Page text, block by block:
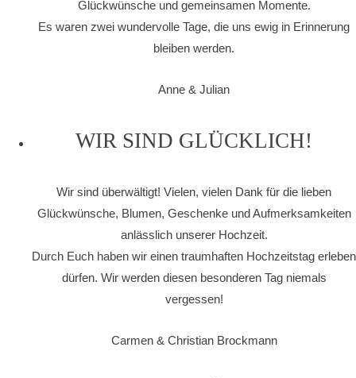
Glückwünsche und gemeinsamen Momente.
Es waren zwei wundervolle Tage, die uns ewig in Erinnerung
bleiben werden.
Anne & Julian
WIR SIND GLÜCKLICH!
Wir sind überwältigt! Vielen, vielen Dank für die lieben
Glückwünsche, Blumen, Geschenke und Aufmerksamkeiten
anlässlich unserer Hochzeit.
Durch Euch haben wir einen traumhaften Hochzeitstag erleben
dürfen. Wir werden diesen besonderen Tag niemals
vergessen!
Carmen & Christian Brockmann